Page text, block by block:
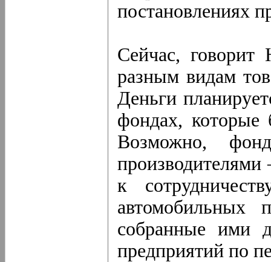
постановлениях
Сейчас,
разным видам
Деньги
фондах, которые
Возможно,
к
автомобильных
собранные ими
предприятий по